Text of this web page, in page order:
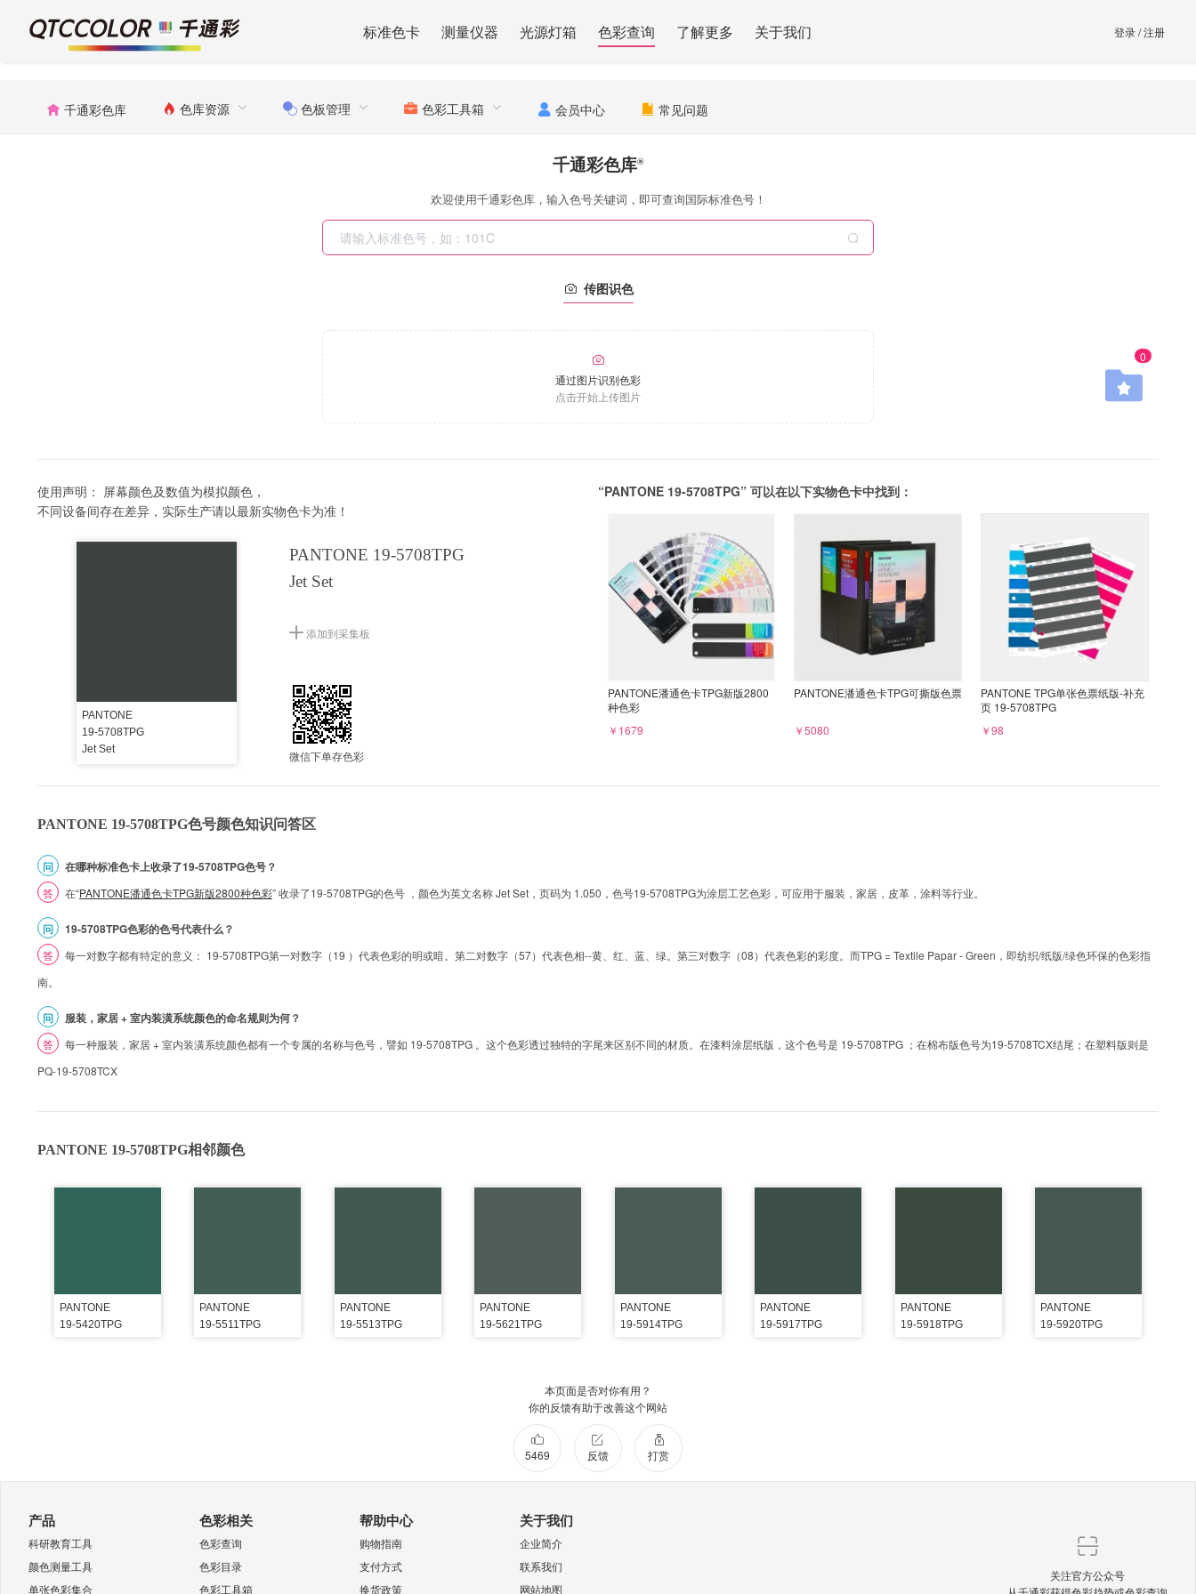
标准色卡 测量仪器 光源灯箱 色彩查询 了解更多 关于我们 登录/注册
千通彩色库 色库资源 色板管理 色彩工具箱 会员中心 常见问题
0
千通彩色库®
欢迎使用千通彩色库，输入色号关键词，即可查询国际标准色号！
传图识色
通过图片识别色彩
点击开始上传图片
使用声明： 屏幕颜色及数值为模拟颜色，
不同设备间存在差异，实际生产请以最新实物色卡为准！
PANTONE
19-5708TPG
Jet Set
PANTONE 19-5708TPG
Jet Set
添加到采集板
微信下单存色彩
“PANTONE 19-5708TPG” 可以在以下实物色卡中找到：
PANTONE潘通色卡TPG新版2800
种色彩
￥1679
PANTONE潘通色卡TPG可撕版色票
￥5080
PANTONE TPG单张色票纸版-补充
页 19-5708TPG
￥98
PANTONE 19-5708TPG色号颜色知识问答区
问 在哪种标准色卡上收录了19-5708TPG色号？
答 在“PANTONE潘通色卡TPG新版2800种色彩” 收录了19-5708TPG的色号 ，颜色为英文名称 Jet Set，页码为 1.050，色号19-5708TPG为涂层工艺色彩，可应用于服装，家居，皮革，涂料等行业。
问 19-5708TPG色彩的色号代表什么？
答
每一对数字都有特定的意义： 19-5708TPG第一对数字（19 ）代表色彩的明或暗。第二对数字（57）代表色相--黄、红、蓝、绿。第三对数字（08）代表色彩的彩度。而TPG = Textile Papar - Green，即纺织/纸版/绿色环保的色彩指
南。
问 服装，家居 + 室内装潢系统颜色的命名规则为何？
答
每一种服装，家居 + 室内装潢系统颜色都有一个专属的名称与色号，譬如 19-5708TPG 。这个色彩透过独特的字尾来区别不同的材质。在漆料涂层纸版，这个色号是 19-5708TPG ；在棉布版色号为19-5708TCX结尾；在塑料版则是
PQ-19-5708TCX
PANTONE 19-5708TPG相邻颜色
PANTONE
19-5420TPG
PANTONE
19-5511TPG
PANTONE
19-5513TPG
PANTONE
19-5621TPG
PANTONE
19-5914TPG
PANTONE
19-5917TPG
PANTONE
19-5918TPG
PANTONE
19-5920TPG
本页面是否对你有用？
你的反馈有助于改善这个网站
5469 反馈 打赏
产品
科研教育工具
颜色测量工具
单张色彩集合
色彩相关
色彩查询
色彩目录
色彩工具箱
帮助中心
购物指南
支付方式
换货政策
关于我们
企业简介
联系我们
网站地图
关注官方公众号